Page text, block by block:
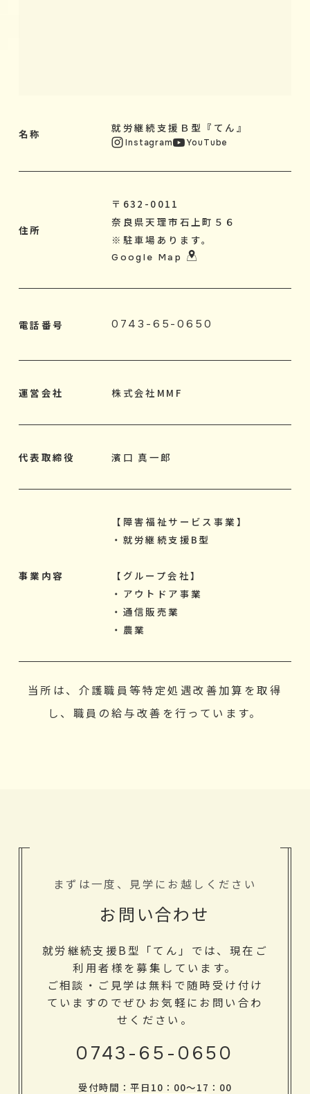
名称 就労継続支援Ｂ型『てん』
Instagram YouTube
住所
〒632-0011
奈良県天理市石上町５６
​※駐車場あります。
Google Map
電話番号 0743-65-0650
運営会社 株式会社MMF
代表取締役 濱口 真一郎
事業内容
【障害福祉サービス事業】
・就労継続支援B型
【グループ会社】
・アウトドア事業
・通信販売業
・農業
当所は、介護職員等特定処遇改善加算を取得
し、職員の給与改善を行っています。
まずは一度、見学にお越しください
お問い合わせ
就労継続支援B型「てん」では、現在ご
利用者様を募集しています。
ご相談・ご見学は無料で随時受け付け
ていますのでぜひお気軽にお問い合わ
せください。
0743-65-0650
受付時間：平日10：00～17：00